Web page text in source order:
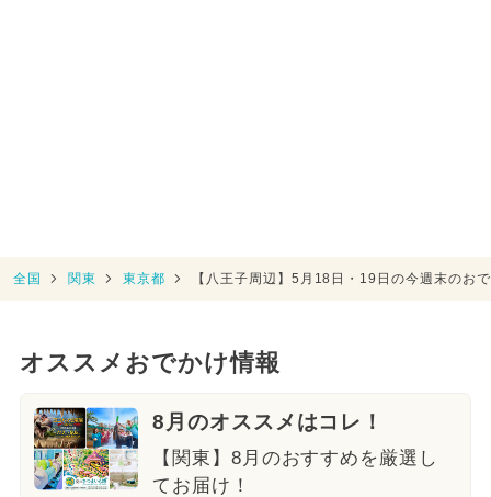
全国 関東 東京都 【八王子周辺】5月18日・19日の今週末のお
オススメおでかけ情報
8月のオススメはコレ！
【関東】8月のおすすめを厳選し
てお届け！